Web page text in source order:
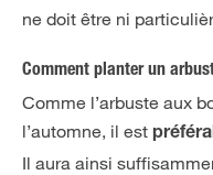
ne doit être ni
Comment planter un
Comme l’arbuste aux
l’automne, il est
Il aura ainsi